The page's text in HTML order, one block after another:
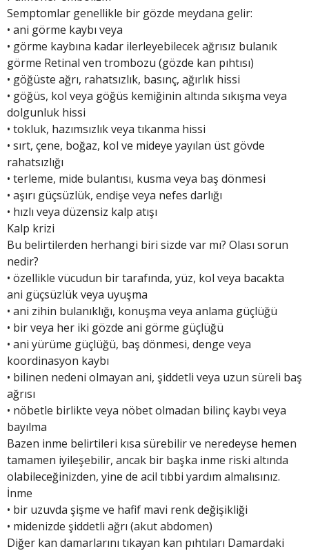
Semptomlar genellikle bir gözde meydana gelir:
• ani görme kaybı veya
• görme kaybına kadar ilerleyebilecek ağrısız bulanık
görme Retinal ven trombozu (gözde kan pıhtısı)
• göğüste ağrı, rahatsızlık, basınç, ağırlık hissi
• göğüs, kol veya göğüs kemiğinin altında sıkışma veya
dolgunluk hissi
• tokluk, hazımsızlık veya tıkanma hissi
• sırt, çene, boğaz, kol ve mideye yayılan üst gövde
rahatsızlığı
• terleme, mide bulantısı, kusma veya baş dönmesi
• aşırı güçsüzlük, endişe veya nefes darlığı
• hızlı veya düzensiz kalp atışı
Kalp krizi
Bu belirtilerden herhangi biri sizde var mı? Olası sorun
nedir?
• özellikle vücudun bir tarafında, yüz, kol veya bacakta
ani güçsüzlük veya uyuşma
• ani zihin bulanıklığı, konuşma veya anlama güçlüğü
• bir veya her iki gözde ani görme güçlüğü
• ani yürüme güçlüğü, baş dönmesi, denge veya
koordinasyon kaybı
• bilinen nedeni olmayan ani, şiddetli veya uzun süreli baş
ağrısı
• nöbetle birlikte veya nöbet olmadan bilinç kaybı veya
bayılma
Bazen inme belirtileri kısa sürebilir ve neredeyse hemen
tamamen iyileşebilir, ancak bir başka inme riski altında
olabileceğinizden, yine de acil tıbbi yardım almalısınız.
İnme
• bir uzuvda şişme ve hafif mavi renk değişikliği
• midenizde şiddetli ağrı (akut abdomen)
Diğer kan damarlarını tıkayan kan pıhtıları Damardaki